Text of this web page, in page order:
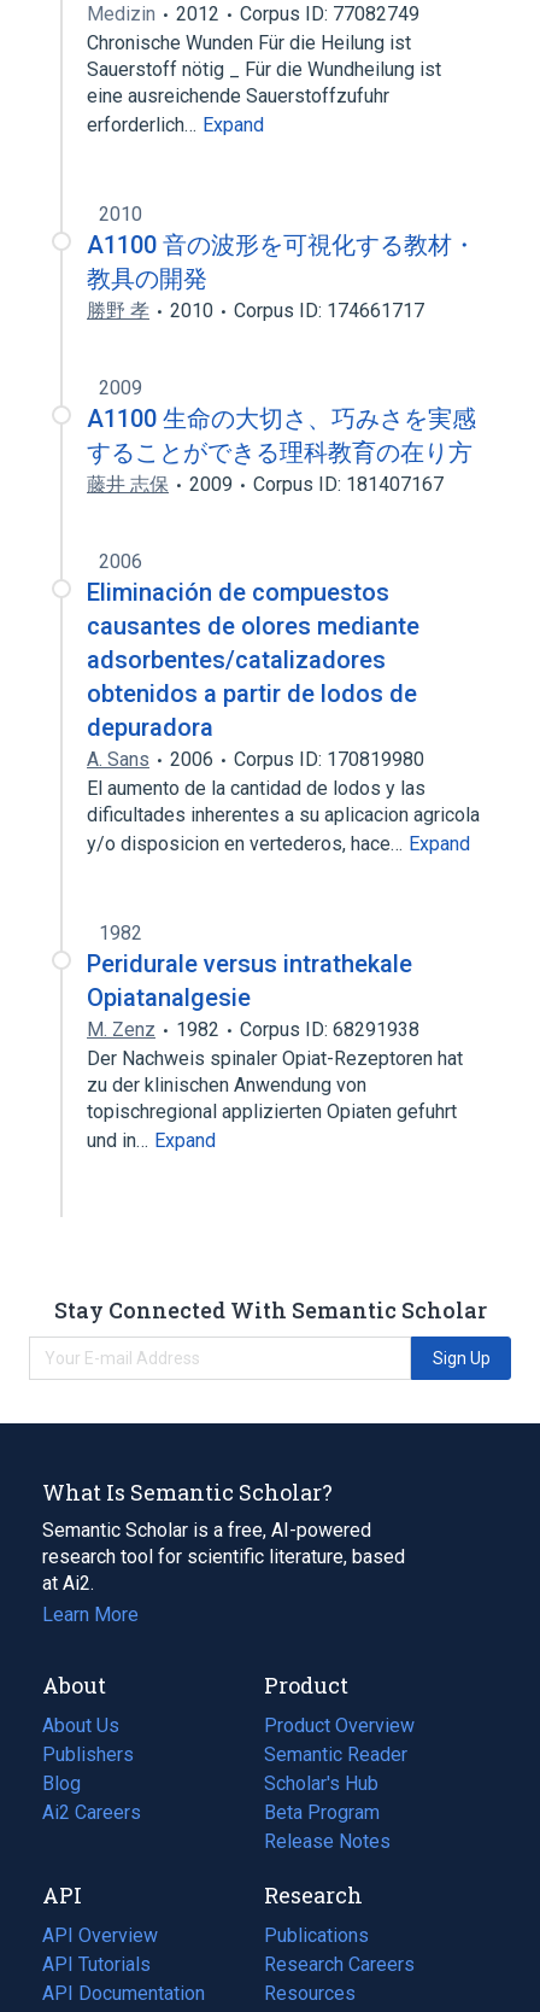
Medizin
2012
Corpus ID: 77082749
Chronische Wunden Für die Heilung ist
Sauerstoff nötig _ Für die Wundheilung ist
eine ausreichende Sauerstoffzufuhr
erforderlich… Expand
2010
A1100 音の波形を可視化する教材・
教具の開発
勝野 孝 2010 Corpus ID: 174661717
2009
A1100 生命の大切さ、巧みさを実感
することができる理科教育の在り方
藤井 志保 2009 Corpus ID: 181407167
2006
Eliminación de compuestos
causantes de olores mediante
adsorbentes/catalizadores
obtenidos a partir de lodos de
depuradora
A. Sans 2006
Corpus ID: 170819980
El aumento de la cantidad de lodos y las
dificultades inherentes a su aplicacion agricola
y/o disposicion en vertederos, hace… Expand
1982
Peridurale versus intrathekale
Opiatanalgesie
M. Zenz 1982
Corpus ID: 68291938
Der Nachweis spinaler Opiat-Rezeptoren hat
zu der klinischen Anwendung von
topischregional applizierten Opiaten gefuhrt
und in… Expand
Stay Connected With Semantic Scholar
Sign Up
What Is Semantic Scholar?
Semantic Scholar is a free, AI-powered
research tool for scientific literature, based
at Ai2.
Learn More
About
About Us
Publishers
Blog
(opens
in
tab)
Ai2 Careers
(opens
new
tab)
Product
Product Overview
Semantic Reader
Scholar's Hub
Beta Program
Release Notes
API
API Overview
API Tutorials
API Documentation
(opens
Research
Publications
(opens
in
a
Research Careers
(opens
in
Resources
(opens